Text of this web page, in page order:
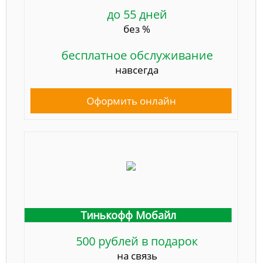
до 55 дней
без %
бесплатное обслуживание
навсегда
Оформить онлайн
Тинькофф Мобайл
500 рублей в подарок
на связь